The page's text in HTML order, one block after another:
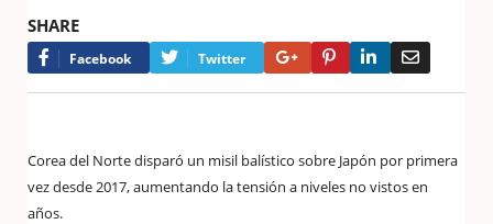
SHARE
Facebook Twitter Google+PinterestLinkedIn
Corea del Norte disparó un misil balístico sobre Japón por primera
vez desde 2017, aumentando la tensión a niveles no vistos en
años.